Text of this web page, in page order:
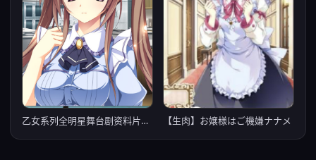
乙女系列全明星舞台剧资料片第一弹 【生肉】お嬢様はご機嫌ナナメ